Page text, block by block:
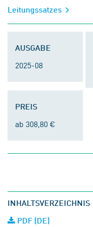
Leitungssatzes
AUSGABE
2025-08
PREIS
ab 308,80 €
INHALTSVERZEICHNIS
PDF (DE)